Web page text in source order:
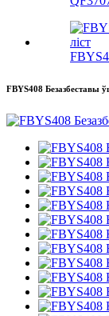
FBYS408 Безазбеставы